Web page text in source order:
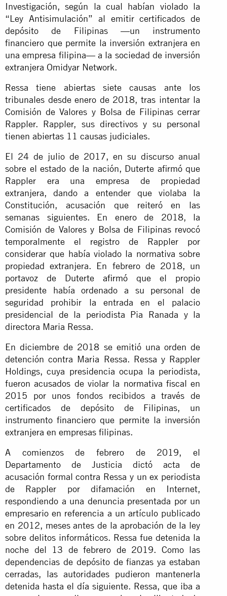
Investigación, según la cual habían violado la
“Ley Antisimulación” al emitir certificados de
depósito de Filipinas —un instrumento
financiero que permite la inversión extranjera en
una empresa filipina— a la sociedad de inversión
extranjera Omidyar Network.
Ressa tiene abiertas siete causas ante los
tribunales desde enero de 2018, tras intentar la
Comisión de Valores y Bolsa de Filipinas cerrar
Rappler. Rappler, sus directivos y su personal
tienen abiertas 11 causas judiciales.
El 24 de julio de 2017, en su discurso anual
sobre el estado de la nación, Duterte afirmó que
Rappler era una empresa de propiedad
extranjera, dando a entender que violaba la
Constitución, acusación que reiteró en las
semanas siguientes. En enero de 2018, la
Comisión de Valores y Bolsa de Filipinas revocó
temporalmente el registro de Rappler por
considerar que había violado la normativa sobre
propiedad extranjera. En febrero de 2018, un
portavoz de Duterteafirmó que el propio
presidente había ordenado a su personal de
seguridad prohibir la entrada en el palacio
presidencial de la periodista Pia Ranada y la
directora Maria Ressa.
En diciembre de 2018 se emitió una orden de
detención contra Maria Ressa. Ressa y Rappler
Holdings, cuya presidencia ocupa la periodista,
fueron acusados de violar la normativa fiscal en
2015 por unos fondos recibidos a través de
certificados de depósito de Filipinas, un
instrumento financiero que permite la inversión
extranjera en empresas filipinas.
A comienzos de febrero de 2019, el
Departamento de Justicia dictó acta de
acusación formal contra Ressa y un ex periodista
de Rappler por difamación en Internet,
respondiendo a una denuncia presentada por un
empresario en referencia a un artículo publicado
en 2012, meses antes de la aprobación de la ley
sobre delitos informáticos. Ressa fue detenida la
noche del 13 de febrero de 2019. Como las
dependencias de depósito de fianzas ya estaban
cerradas, las autoridades pudieron mantenerla
detenida hasta el día siguiente. Ressa, que iba a